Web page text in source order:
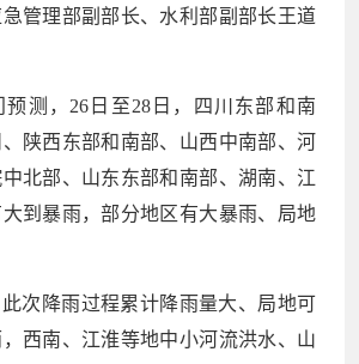
管理部副部长、水利部副部长王道
预测，26日至28日，四川东部和南
陕西东部和南部、山西中南部、河
北部、山东东部和南部、湖南、江
到暴雨，部分地区有大暴雨、局地
次降雨过程累计降雨量大、局地可
西南、江淮等地中小河流洪水、山